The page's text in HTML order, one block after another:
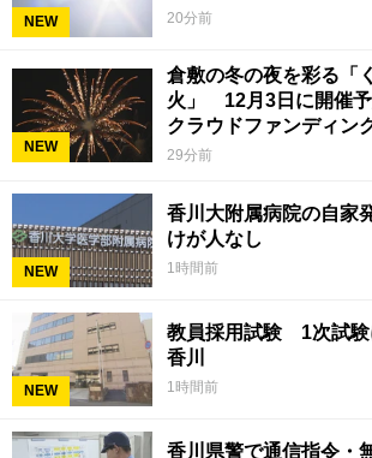
NEW 20分前
NEW
倉敷の冬の夜を彩る「
火」 12月3日に開催
クラウドファンディン
29分前
NEW
香川大附属病院の自家
けが人なし
1時間前
NEW
教員採用試験 1次試
香川
1時間前
香川県警で通信指令・